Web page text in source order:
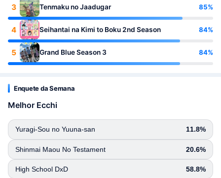
3 Tenmaku no Jaadugar 85%
4 Seihantai na Kimi to Boku 2nd Season 84%
5 Grand Blue Season 3 84%
Enquete da Semana
Melhor Ecchi
Yuragi-Sou no Yuuna-san 11.8%
Shinmai Maou No Testament 20.6%
High School DxD 58.8%